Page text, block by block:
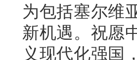
为包括塞尔维
新机遇。祝愿
义现代化强国